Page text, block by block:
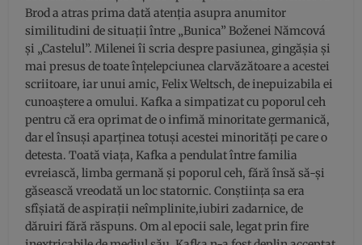
Brod a atras prima dată atenția asupra anumitor
similitudini de situații între „Bunica” Boženei Nămcová
și „Castelul”. Milenei îi scria despre pasiunea, gingășia și
mai presus de toate înțelepciunea clarvăzătoare a acestei
scriitoare, iar unui amic, Felix Weltsch, de inepuizabila ei
cunoaștere a omului. Kafka a simpatizat cu poporul ceh
pentru că era oprimat de o infimă minoritate germanică,
dar el însuși aparținea totuși acestei minorități pe care o
detesta. Toată viața, Kafka a pendulat între familia
evreiască, limba germană și poporul ceh, fără însă să-și
găsească vreodată un loc statornic. Conștiința sa era
sfîșiată de aspirații neîmplinite,iubiri zadarnice, de
dăruiri fără răspuns. Om al epocii sale, legat prin fire